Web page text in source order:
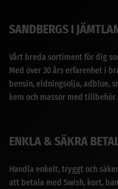
SANDBERGS I
Vårt breda sortiment för dig
Med över 30 års erfarenhet i
bensin, eldningsolja, adblue,
kem och massor med tillbehör.
ENKLA & SÄKRA
Handla enkelt, tryggt och
att betala med Swish, kort,